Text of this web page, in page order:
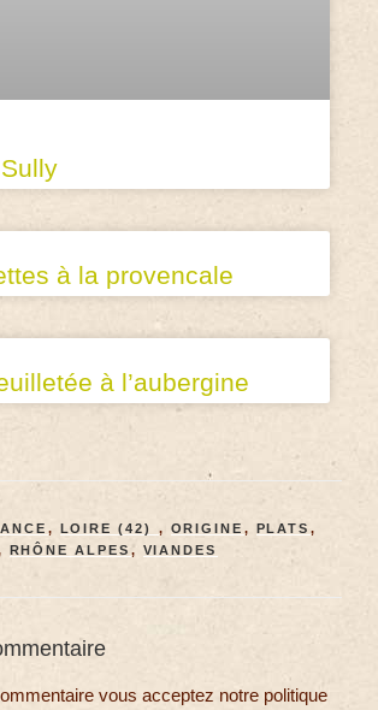
à la provencale
à l’aubergine
, LOIRE (42) , ORIGINE , PLATS ,
RHÔNE ALPES , VIANDES
vous acceptez notre politique